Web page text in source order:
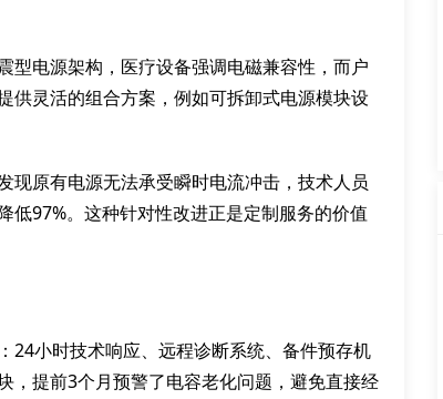
型电源架构，医疗设备强调电磁兼容性，而户
供灵活的组合方案，例如可拆卸式电源模块设
现原有电源无法承受瞬时电流冲击，技术人员
低97%。这种针对性改进正是定制服务的价值
24小时技术响应、远程诊断系统、备件预存机
，提前3个月预警了电容老化问题，避免直接经